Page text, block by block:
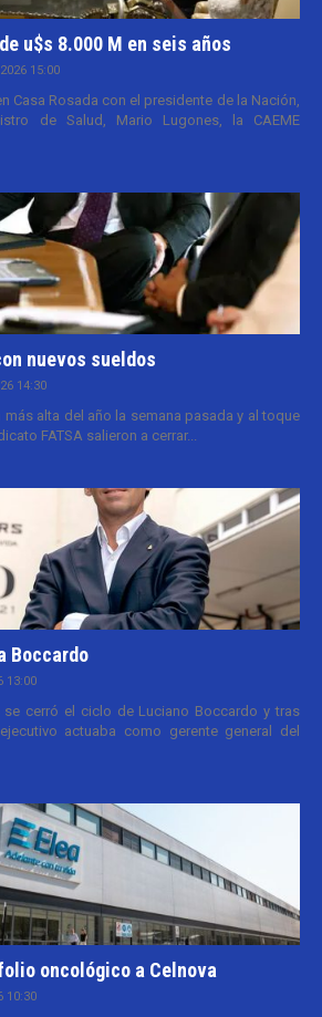
u$s 8.000 M en seis años
15:00
Casa Rosada con el presidente de la Nación,
de Salud, Mario Lugones, la CAEME
nuevos sueldos
14:30
más alta del año la semana pasada y al toque
FATSA salieron a cerrar...
Boccardo
13:00
se cerró el ciclo de Luciano Boccardo y tras
actuaba como gerente general del
oncológico a Celnova
10:30